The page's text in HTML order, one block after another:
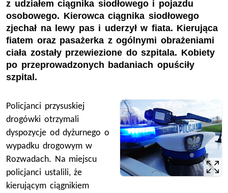
z udziałem ciągnika siodłowego i pojazdu
osobowego. Kierowca ciągnika siodłowego
zjechał na lewy pas i uderzył w fiata. Kierująca
fiatem oraz pasażerka z ogólnymi obrażeniami
ciała zostały przewiezione do szpitala. Kobiety
po przeprowadzonych badaniach opuściły
szpital.
Policjanci przysuskiej
drogówki otrzymali
dyspozycje od dyżurnego o
wypadku drogowym w
Rozwadach. Na miejscu
policjanci ustalili, że
kierującym ciągnikiem